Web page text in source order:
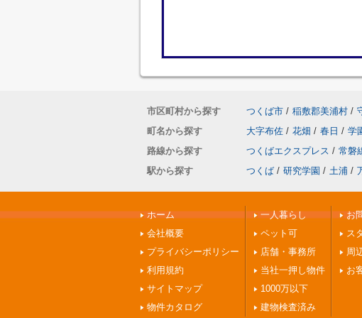
市区町村から探す つくば市 / 稲敷郡美浦村 /
町名から探す
大字布佐 / 花畑 / 春日 / 学
路線から探す
つくばエクスプレス / 常磐
駅から探す
つくば / 研究学園 / 土浦 /
ホーム
会社概要
プライバシーポリシー
利用規約
サイトマップ
物件カタログ
一人暮らし
ペット可
店舗・事務所
当社一押し物件
1000万以下
建物検査済み
お
ス
周
お